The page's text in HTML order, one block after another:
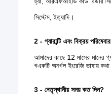
সিস্টেম, ইত্যাদি।
2 - গ্যারান্টি এবং বিক্রয়
আমাদের কাছে 12 মাসের মানের
গএকটি অনর্গল ইংরেজি ভাষায়
3 - নেতৃস্থানীয় সময় কত দিন?